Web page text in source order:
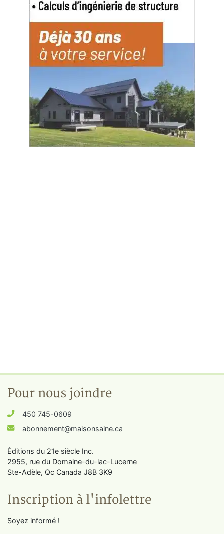
Pour nous joindre
450 745-0609
abonnement@maisonsaine.ca
Éditions du 21e siècle Inc.
2955, rue du Domaine-du-lac-Lucerne
Ste-Adèle, Qc Canada J8B 3K9
Inscription à l'infolettre
Soyez informé !